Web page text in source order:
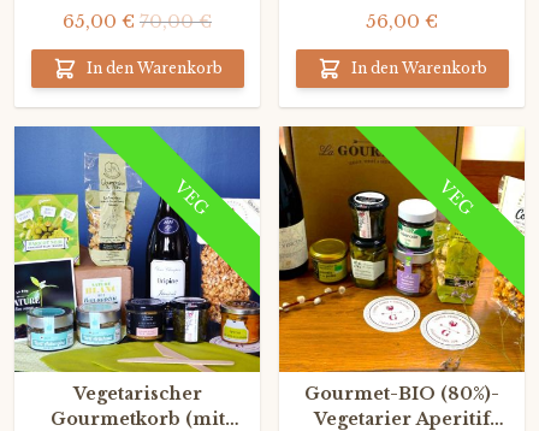
65,00 € 70,00 €
In den Warenkorb
56,00 €
In den Warenkorb
VEG
Vegetarischer
Gourmetkorb (mit
VEG
Gourmet-BIO (80%)-
Vegetarier Aperitif